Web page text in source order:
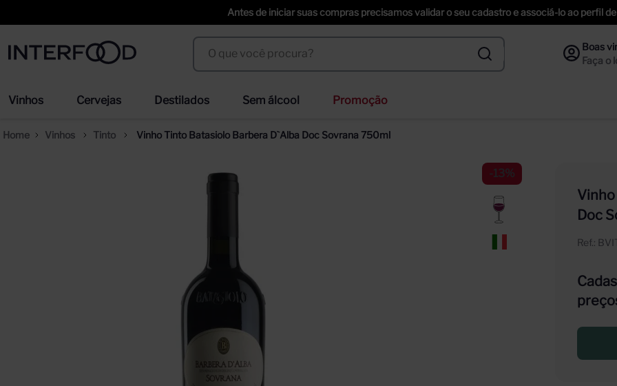
Antes de iniciar suas compras precisamos validar o seu cadastro e associá-lo ao perfil
O que você procura?
Vinhos Cervejas Destilados Sem álcool Promoção
Vinhos Tinto Vinho Tinto Batasiolo Barbera D`Alba Doc Sovrana 750ml
-13%
Doc
Ref. :
Termos mais buscados